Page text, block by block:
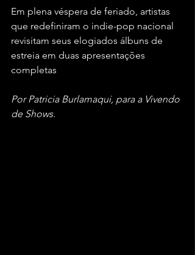
Em plena véspera de feriado, artistas
que redefiniram o indie-pop nacional
revisitam seus elogiados álbuns de
estreia em duas apresentações
completas
Por Patricia Burlamaqui, para a Vivendo
de Shows.